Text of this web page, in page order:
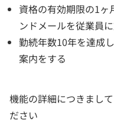
資格の有効期限の1ヶ
ンドメールを従業員
勤続年数10年を達成
案内をする
機能の詳細につきまし
ださい